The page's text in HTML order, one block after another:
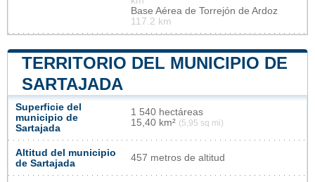
Base Aérea de Torrejón de Ardoz
117.2 km
TERRITORIO DEL MUNICIPIO DE
SARTAJADA
Superficie del
municipio de
Sartajada
1 540 hectáreas
15,40 km² (5,95 sq mi)
Altitud del municipio
de Sartajada
457 metros de altitud